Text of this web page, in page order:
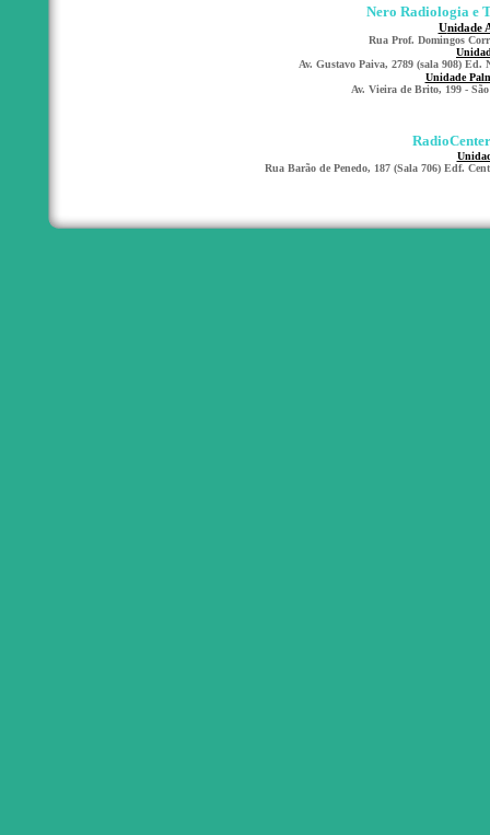
Nero Radiologia e
Unidade
Rua Prof. Domingos
Av. Gustavo Paiva, 2789 (sala 908) Ed.
Unidade
Av. Vieira de Brito, 199 -
Rua Barão de Penedo, 187 (Sala 706) Edf.